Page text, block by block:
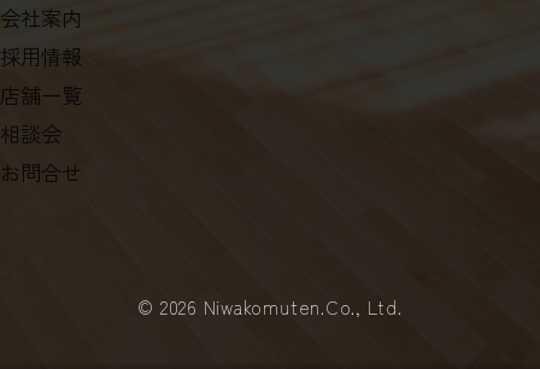
場合を除きます。
（1）法令に基づく場合
（2）人の生命，身体または財産の保護のために必要がある場
合であって，本人の同意を得ることが困難であるとき
（3）公衆衛生の向上または児童の健全な育成の推進のために
特に必要がある場合であって，本人の同意を得ることが困難
であるとき
利用目的に第三者への提供を含むこと
会社案内
採用情報
店舗一覧
相談会
お問合せ
© 2026 Niwakomuten.Co., Ltd.